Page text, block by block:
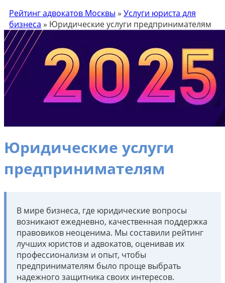
Рейтинг адвокатов Москвы » Услуги юриста для
бизнеса » Юридические услуги предпринимателям
Юридические услуги
предпринимателям
В мире бизнеса, где юридические вопросы
возникают ежедневно, качественная поддержка
правовиков неоценима. Мы составили рейтинг
лучших юристов и адвокатов, оценивав их
профессионализм и опыт, чтобы
предпринимателям было проще выбрать
надежного защитника своих интересов.